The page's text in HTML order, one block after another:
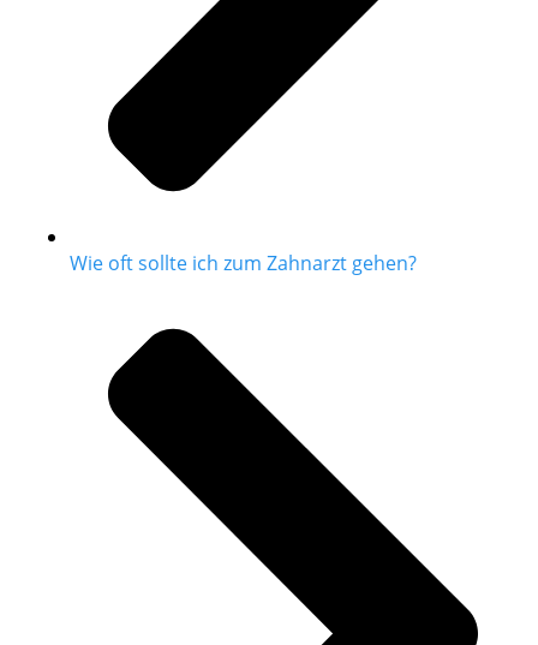
Wie oft sollte ich zum Zahnarzt gehen?